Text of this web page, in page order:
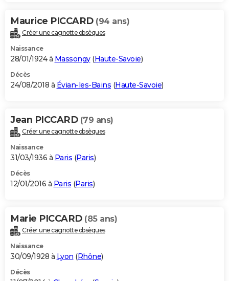
Maurice PICCARD (94 ans)
Créer une cagnotte obsèques
Naissance
28/01/1924 à Massongy(Haute-Savoie)
Décès
24/08/2018 à Évian-les-Bains (Haute-Savoie)
Jean PICCARD (79 ans)
Créer une cagnotte obsèques
Naissance
31/03/1936 à Paris (Paris)
Décès
12/01/2016 à Paris (Paris)
Marie PICCARD (85 ans)
Créer une cagnotte obsèques
Naissance
30/09/1928 à Lyon (Rhône)
Décès